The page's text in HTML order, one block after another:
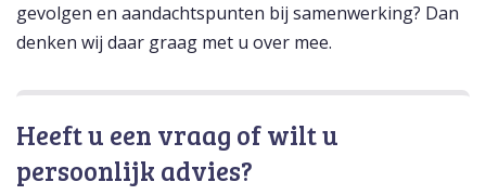
gevolgen en aandachtspunten bij samenwerking? Dan
denken wij daar graag met u over mee.
Heeft u een vraag of wilt u
persoonlijk advies?